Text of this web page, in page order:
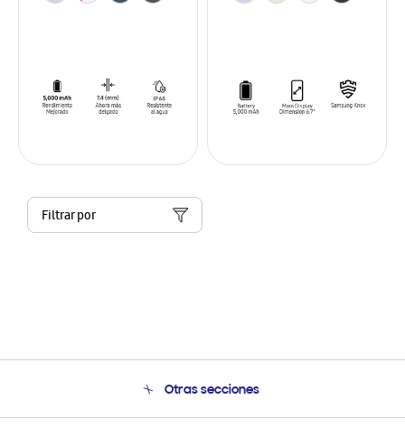
Filtrar por
Otras secciones